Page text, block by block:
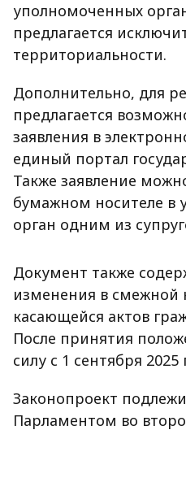
уполномоченных
предлагается
территориальности.
Дополнительно, для
предлагается
заявления в
единый портал
Также заявление
бумажном носителе в
орган одним из
Документ также
изменения в смежной
касающейся актов
После принятия
силу с 1 сентября 2025
Законопроект
Парламентом во